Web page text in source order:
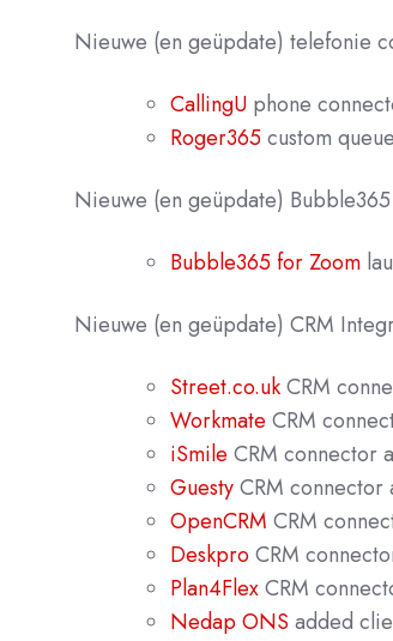
Nieuwe (en geüpdate) telefonie
CallingU phone
Roger365custom
Nieuwe (en geüpdate)
Bubble365 for Zoom
Nieuwe (en geüpdate) CRM
Street.co.ukCRM
Workmate CRM
iSmile CRM connector
GuestyCRM connector
OpenCRM CRM
DeskproCRM
Plan4FlexCRM
Nedap ONSadded